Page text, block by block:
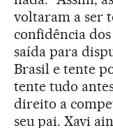
voltaram a ser
confidência
saída para
Brasil e tente
tente tudo
direito a
seu pai. Xavi